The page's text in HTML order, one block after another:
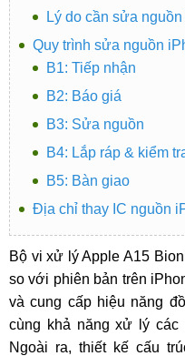
Lý do cần sửa
Quy trình sửa nguồn
B1: Tiếp nhận
B2: Báo giá
B3: Sửa nguồn
B4: Lắp ráp & kiểm
B5: Bàn giao
Địa chỉ thay IC nguồn
Bộ vi xử lý Apple A15
so với phiên bản trên
và cung cấp hiệu năng
cùng khả năng xử lý
Ngoài ra, thiết kế cấu